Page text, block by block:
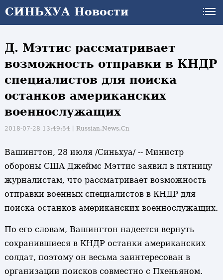
СИНЬХУА Новости
Д. Мэттис рассматривает
возможность отправки в КНДР
специалистов для поиска
останков американских
военнослужащих
2018-07-28 13:49:54丨 Russian.News.Cn
Вашингтон, 28 июля /Синьхуа/ -- Министр
обороны США Джеймс Мэттис заявил в пятницу
журналистам, что рассматривает возможность
отправки военных специалистов в КНДР для
поиска останков американских военнослужащих.
По его словам, Вашингтон надеется вернуть
сохранившиеся в КНДР останки американских
солдат, поэтому он весьма заинтересован в
организации поисков совместно с Пхеньяном.